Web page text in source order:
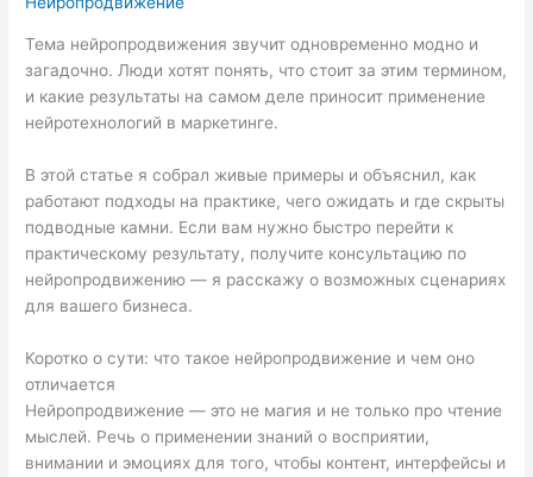
Тема нейропродвижения звучит одновременно модно и
загадочно. Люди хотят понять, что стоит за этим термином,
и какие результаты на самом деле приносит применение
нейротехнологий в маркетинге.
В этой статье я собрал живые примеры и объяснил, как
работают подходы на практике, чего ожидать и где скрыты
подводные камни. Если вам нужно быстро перейти к
практическому результату, получите консультацию по
нейропродвижению — я расскажу о возможных сценариях
для вашего бизнеса.
Коротко о сути: что такое нейропродвижение и чем оно
отличается
Нейропродвижение — это не магия и не только про чтение
мыслей. Речь о применении знаний о восприятии,
внимании и эмоциях для того, чтобы контент, интерфейсы и